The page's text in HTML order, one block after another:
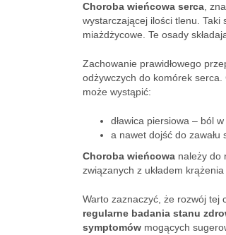
Choroba wieńcowa serca ,
wystarczającej ilości tlenu. Taki
miażdżycowe. Te osady
Zachowanie prawidłowego
odżywczych do komórek serca.
może wystąpić:
dławica piersiowa – ból
a nawet dojść do zawału
Choroba wieńcowa należy do
związanych z układem krążenia
Warto zaznaczyć, że rozwój tej
regularne badania stanu
symptomów mogących